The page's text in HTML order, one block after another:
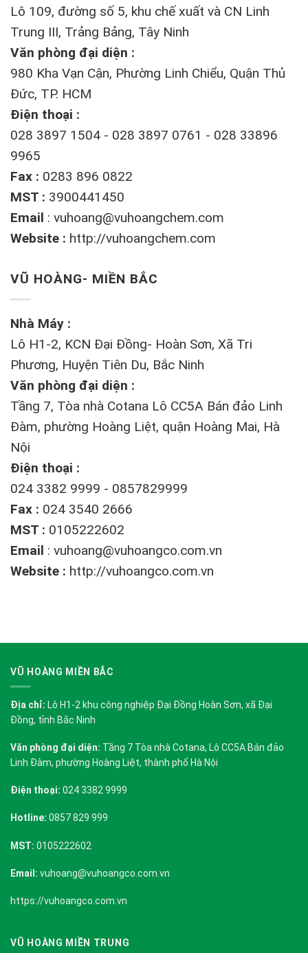
Lô 109, đường số 5, khu chế xuất và CN Linh
Trung III, Trảng Bảng, Tây Ninh
Văn phòng đại diện :
980 Kha Vạn Cận, Phường Linh Chiểu, Quận Thủ
Đức, TP. HCM
Điện thoại :
028 3897 1504 - 028 3897 0761 - 028 33896
9965
Fax : 0283 896 0822
MST : 3900441450
Email : vuhoang@vuhoangchem.com
Website : http://vuhoangchem.com
VŨ HOÀNG- MIỀN BẮC
Nhà Máy :
Lô H1-2, KCN Đại Đồng- Hoàn Sơn, Xã Tri
Phương, Huyện Tiên Du, Bắc Ninh
Văn phòng đại diện :
Tầng 7, Tòa nhà Cotana Lô CC5A Bán đảo Linh
Đàm, phường Hoàng Liệt, quận Hoàng Mai, Hà
Nội
Điện thoại :
024 3382 9999 - 0857829999
Fax : 024 3540 2666
MST : 0105222602
Email : vuhoang@vuhoangco.com.vn
Website : http://vuhoangco.com.vn
VŨ HOÀNG MIỀN BẮC
Địa chỉ: Lô H1-2 khu công nghiệp Đại Đồng Hoàn Sơn, xã Đại
Đồng, tỉnh Bắc Ninh
Văn phòng đại diện: Tầng 7 Tòa nhà Cotana, Lô CC5A Bán đảo
Linh Đàm, phường Hoàng Liệt, thành phố Hà Nội
Điện thoại: 024 3382 9999
Hotline: 0857 829 999
MST: 0105222602
Email: vuhoang@vuhoangco.com.vn
https://vuhoangco.com.vn
VŨ HOÀNG MIỀN TRUNG